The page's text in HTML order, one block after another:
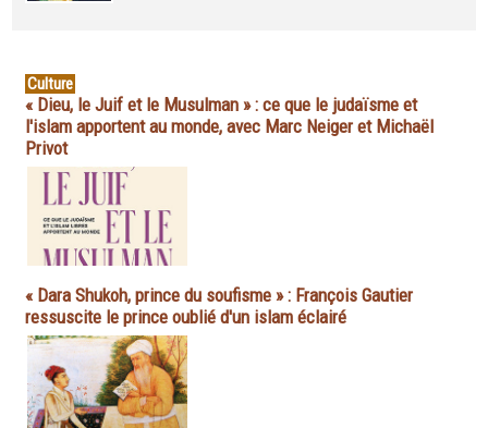
Culture
« Dieu, le Juif et le Musulman » : ce que le judaïsme et
l'islam apportent au monde, avec Marc Neiger et Michaël
Privot
« Dara Shukoh, prince du soufisme » : François Gautier
ressuscite le prince oublié d'un islam éclairé